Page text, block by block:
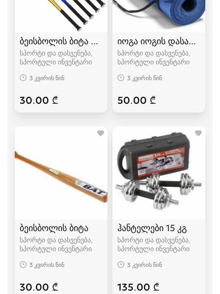
ბეისბოლის ბიტა bita
სპორტი და დასვენება,
სპორტული ინვენტარი
3 კვირის წინ
30.00 ₾
იოგა იოგის დასაფენი
სპორტი და დასვენება,
სპორტული ინვენტარი
3 კვირის წინ
50.00 ₾
ბეისბოლის ბიტა
სპორტი და დასვენება,
სპორტული ინვენტარი
3 კვირის წინ
30.00 ₾
ჰანტელები 15 კგ
სპორტი და დასვენება,
სპორტული ინვენტარი
3 კვირის წინ
135.00 ₾